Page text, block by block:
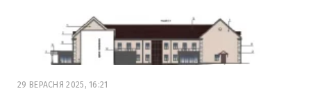
29 ВЕРАСНЯ 2025, 16:21